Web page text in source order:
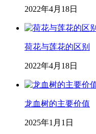
2022年4月18日
荷花与莲花的区别
2022年4月18日
龙血树的主要价值
2025年1月1日